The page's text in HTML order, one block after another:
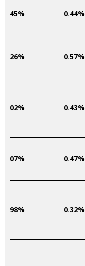
0.44%
2.45%
0.57%
2.26%
0.43%
2.02%
0.47%
2.07%
0.32%
1.98%